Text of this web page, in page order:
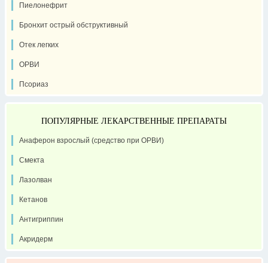
Пиелонефрит
Бронхит острый обструктивный
Отек легких
ОРВИ
Псориаз
ПОПУЛЯРНЫЕ ЛЕКАРСТВЕННЫЕ ПРЕПАРАТЫ
Анаферон взрослый (средство при ОРВИ)
Смекта
Лазолван
Кетанов
Антигриппин
Акридерм